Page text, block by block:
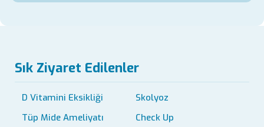
Sık Ziyaret Edilenler
D Vitamini Eksikliği
Skolyoz
Tüp Mide Ameliyatı
Check Up